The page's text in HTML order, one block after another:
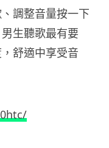
調整音量按一下
生聽歌最有要
舒適中享受音